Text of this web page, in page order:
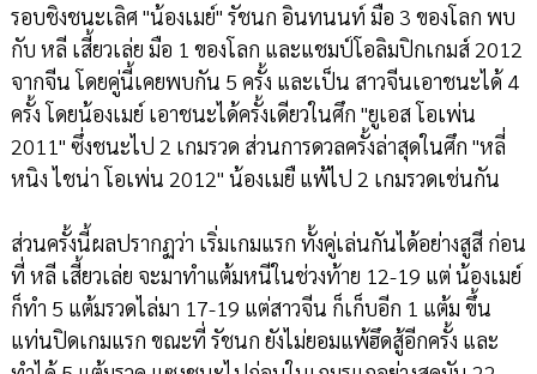
รอบชิงชนะเลิศ "น้องเมย์" รัชนก อินทนนท์ มือ 3 ของโลก พบ
กับ หลี เสี้ยวเล่ย มือ 1 ของโลก และแชมป์โอลิมปิกเกมส์ 2012
จากจีน โดยคู่นี้เคยพบกัน 5 ครั้ง และเป็น สาวจีนเอาชนะได้ 4
ครั้ง โดยน้องเมย์ เอาชนะได้ครั้งเดียวในศึก "ยูเอส โอเพ่น
2011" ซึ่งชนะไป 2 เกมรวด ส่วนการดวลครั้งล่าสุดในศึก "หลี่
หนิง ไชน่า โอเพ่น 2012" น้องเมยื แพ้ไป 2 เกมรวดเช่นกัน
ส่วนครั้งนี้ผลปรากฏว่า เริ่มเกมแรก ทั้งคู่เล่นกันได้อย่างสูสี ก่อน
ที่ หลี เสี้ยวเล่ย จะมาทำแต้มหนีในช่วงท้าย 12-19 แต่ น้องเมย์
ก็ทำ 5 แต้มรวดไล่มา 17-19 แต่สาวจีน ก็เก็บอีก 1 แต้ม ขึ้น
แท่นปิดเกมแรก ขณะที่ รัชนก ยังไม่ยอมแพ้ฮึดสู้อีกครั้ง และ